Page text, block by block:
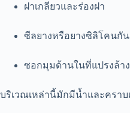
ฝาเกลียวและร่องฝา
ซีลยางหรือยางซิลิโคนกั
ซอกมุมด้านในที่แปรงล้าง
บริเวณเหล่านี้มักมีน้ำและคราบ